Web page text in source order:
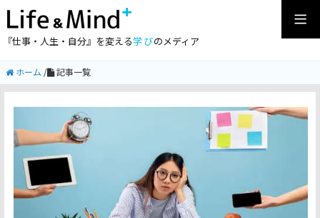
『仕事・人生・自分』を変える学びのメディア
ホーム / 記事一覧